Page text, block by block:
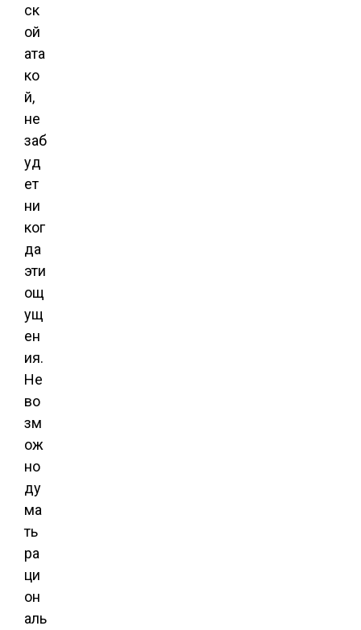
ск
ой
ата
ко
й,
не
заб
уд
ет
ни
ког
да
эти
ощ
ущ
ен
ия.
Не
во
зм
ож
но
ду
ма
ть
ра
ци
он
аль